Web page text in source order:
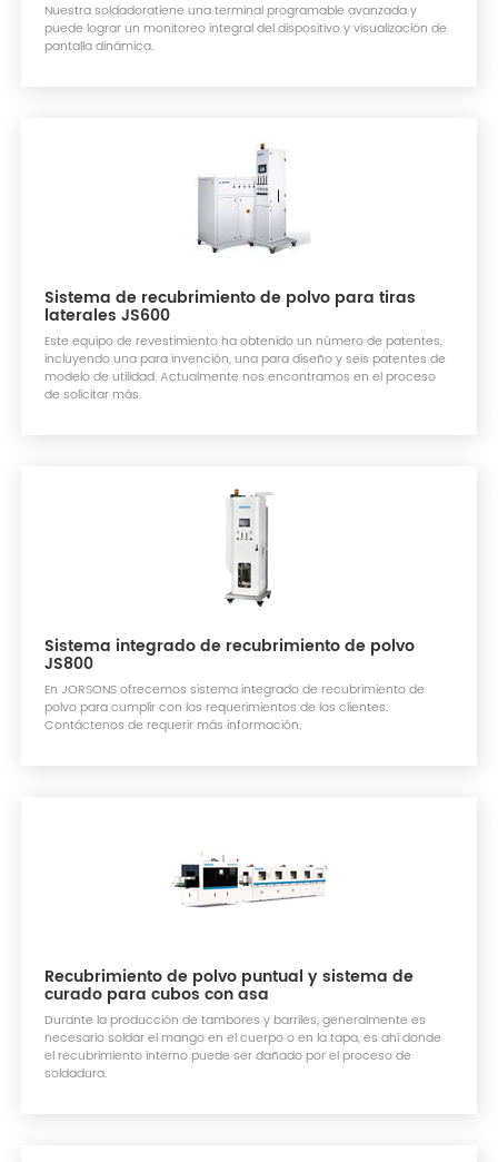
Nuestra soldadoratiene una terminal programable avanzada y
puede lograr un monitoreo integral del dispositivo y visualización de
pantalla dinámica.
Sistema de recubrimiento de polvo para tiras
laterales JS600
Este equipo de revestimiento ha obtenido un número de patentes,
incluyendo una para invención, una para diseño y seis patentes de
modelo de utilidad. Actualmente nos encontramos en el proceso
de solicitar más.
Sistema integrado de recubrimiento de polvo
JS800
En JORSONS ofrecemos sistema integrado de recubrimiento de
polvo para cumplir con los requerimientos de los clientes.
Contáctenos de requerir más información.
Recubrimiento de polvo puntual y sistema de
curado para cubos con asa
Durante la producción de tambores y barriles, generalmente es
necesario soldar el mango en el cuerpo o en la tapa, es ahí donde
el recubrimiento interno puede ser dañado por el proceso de
soldadura.